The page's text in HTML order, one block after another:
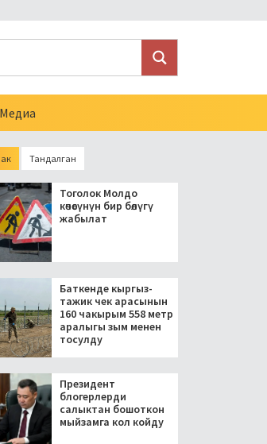
Медиа
салыктан бошоткон мыйзамга кол
Тандалган
Тоголок Молдо
көчөсүнүн бир бөлүгү
жабылат
Баткенде кыргыз-
тажик чек арасынын
160 чакырым 558 метр
аралыгы зым менен
тосулду
Президент
блогерлерди
салыктан бошоткон
мыйзамга кол койду